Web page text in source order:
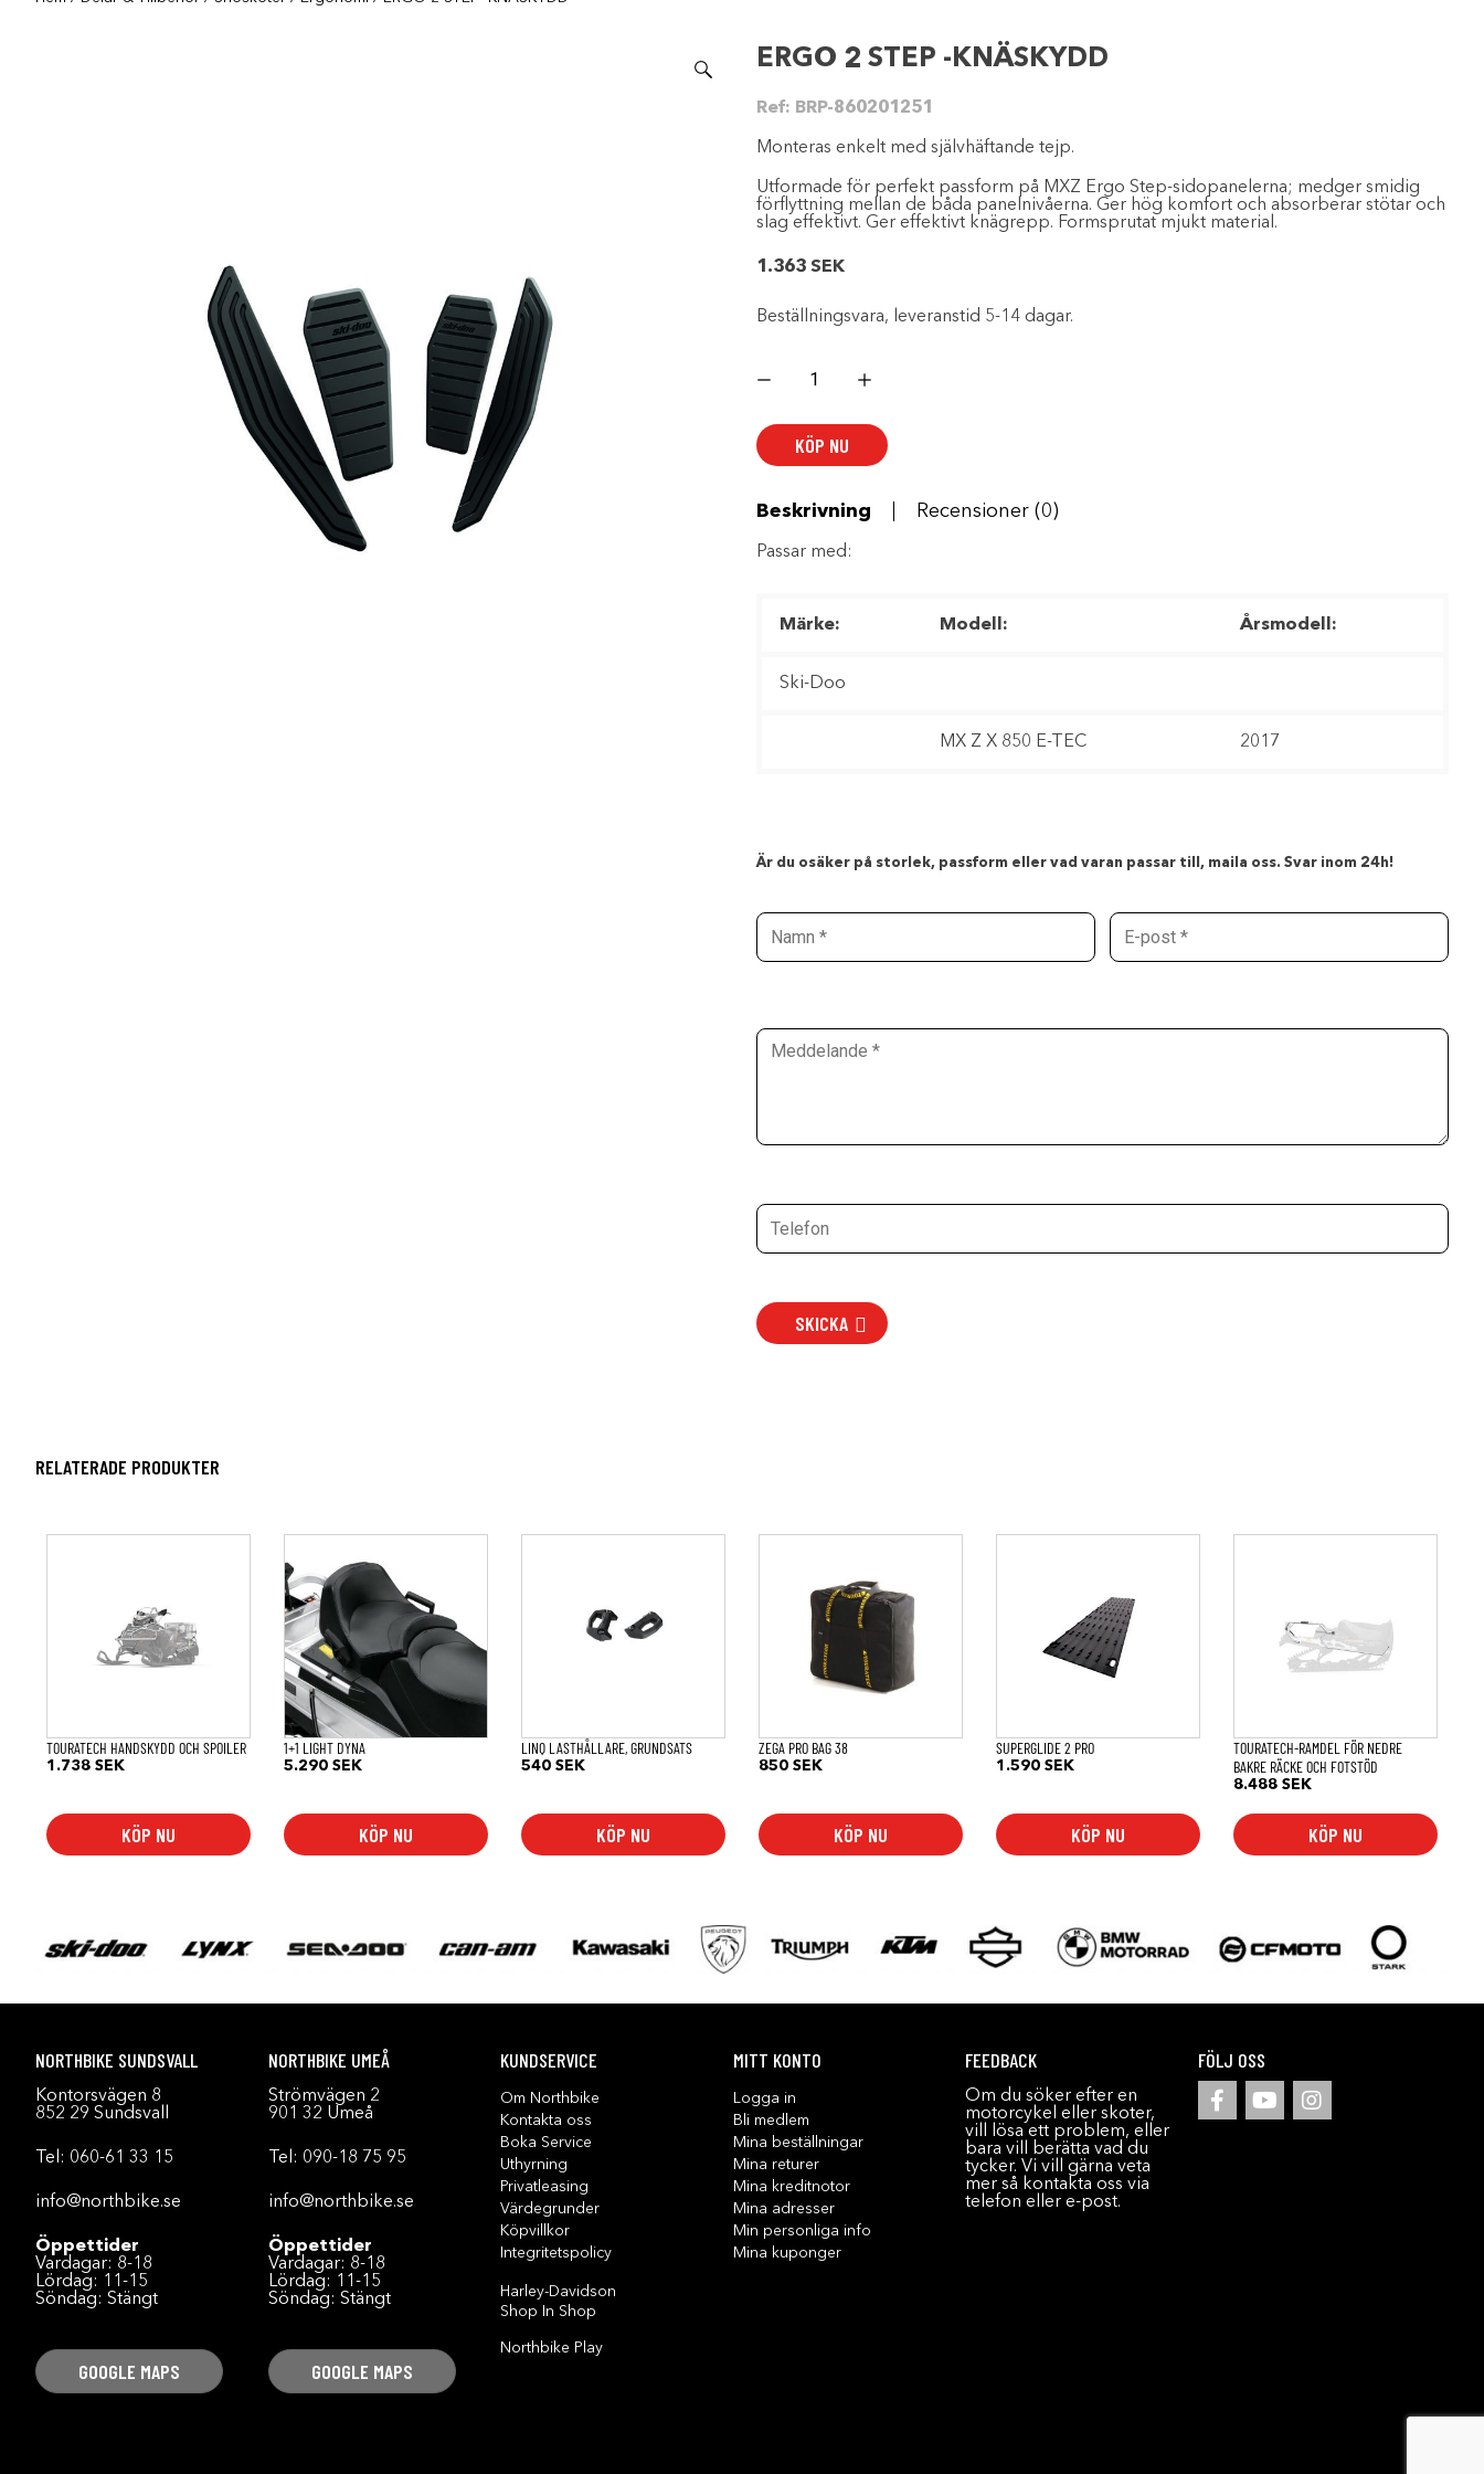
ERGO 2 STEP -KNÄSKYDD
Ref: BRP-860201251
Monteras enkelt med självhäftande tejp.
Utformade för perfekt passform på MXZ Ergo Step-sidopanelerna; medger smidig
förflyttning mellan de båda panelnivåerna. Ger hög komfort och absorberar stötar och
slag effektivt. Ger effektivt knägrepp. Formsprutat mjukt material.
1.363 SEK
Beställningsvara, leveranstid 5-14 dagar.
KNÄSKYDD
mängd
KÖP NU
Beskrivning Recensioner (0)
Passar med:
Märke: Modell: Årsmodell:
Ski-Doo
MX Z X 850 E-TEC 2017
Är du osäker på storlek, passform eller vad varan passar till, maila oss. Svar inom 24h!
SKICKA
RELATERADE PRODUKTER
TOURATECH HANDSKYDD OCH SPOILER
1.738 SEK
KÖP NU
1+1 LIGHT DYNA
5.290SEK
KÖP NU
LINQ LASTHÅLLARE, GRUNDSATS
540SEK
KÖP NU
ZEGA PRO BAG 38
850SEK
KÖP NU
SUPERGLIDE 2 PRO
1.590SEK
KÖP NU
TOURATECH-RAMDEL FÖR NEDRE
BAKRE RÄCKE OCH FOTSTÖD
8.488SEK
KÖP NU
NORTHBIKE SUNDSVALL
Kontorsvägen 8
852 29 Sundsvall
Tel: 060-61 33 15
info@northbike.se
Öppettider
Vardagar: 8-18
Lördag: 11-15
Söndag: Stängt
GOOGLE MAPS
NORTHBIKE UMEÅ
Strömvägen 2
901 32 Umeå
Tel: 090-18 75 95
info@northbike.se
Öppettider
Vardagar: 8-18
Lördag: 11-15
Söndag: Stängt
GOOGLE MAPS
KUNDSERVICE
Om Northbike
Kontakta oss
Boka Service
Uthyrning
Privatleasing
Värdegrunder
Köpvillkor
Integritetspolicy
Harley-Davidson
Shop In Shop
Northbike Play
MITT KONTO
Logga in
Bli medlem
Mina beställningar
Mina returer
Mina kreditnotor
Mina adresser
Min personliga info
Mina kuponger
FEEDBACK
Om du söker efter en
motorcykel eller skoter,
vill lösa ett problem, eller
bara vill berätta vad du
tycker. Vi vill gärna veta
mer så kontakta oss via
telefon eller e-post.
FÖLJ OSS